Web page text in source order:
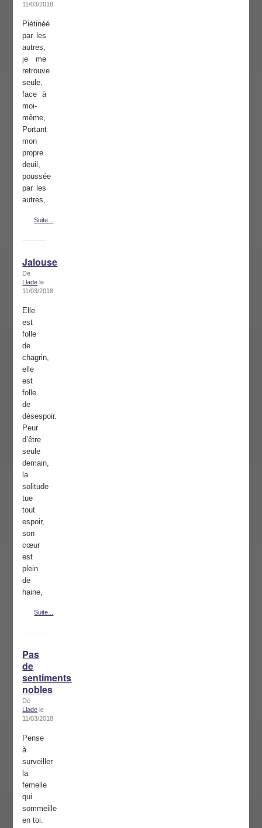
11/03/2018
Piétinéé
par les
autres,
je me
retrouve
seule,
face à
moi-
même,
Portant
mon
propre
deuil,
poussée
par les
autres,
Suite...
Jalouse
De
Llade le
11/03/2018
Elle
est
folle
de
chagrin,
elle
est
folle
de
désespoir.
Peur
d’être
seule
demain,
la
solitude
tue
tout
espoir,
son
cœur
est
plein
de
haine,
Suite...
Pas
de
sentiments
nobles
De
Llade le
11/03/2018
Pense
à
surveiller
la
femelle
qui
sommeille
en toi.